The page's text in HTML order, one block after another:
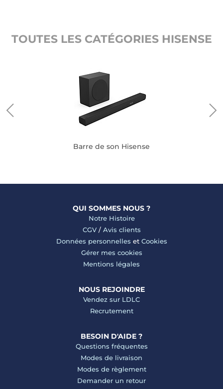
TOUTES LES CATÉGORIES HISENSE
Barre de son Hisense
QUI SOMMES NOUS ?
Notre Histoire
CGV/ Avis clients
Données personnelles et Cookies
Gérer mes cookies
Mentions légales
NOUS REJOINDRE
Vendez sur LDLC
Recrutement
BESOIN D'AIDE ?
Questions fréquentes
Modes de livraison
Modes de règlement
Demander un retour